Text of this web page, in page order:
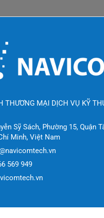
THƯƠNG MẠI DỊCH VỤ KỸ
Sỹ Sách, Phường 15, Quận
Minh, Việt Nam
569 949